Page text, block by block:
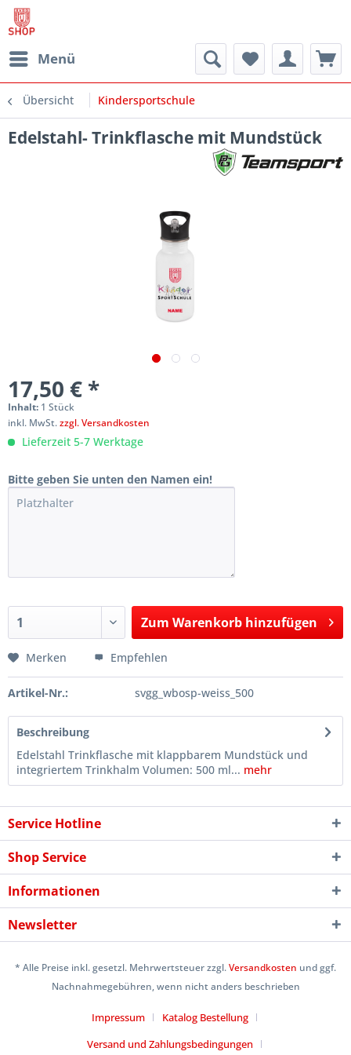
Menü
Übersicht Kindersportschule
Edelstahl- Trinkflasche mit Mundstück
17,50 € *
Inhalt: 1 Stück
inkl. MwSt.zzgl. Versandkosten
Lieferzeit 5-7 Werktage
Bitte geben Sie unten den Namen ein!
Zum Warenkorb hinzufügen
Merken Empfehlen
Artikel-Nr.: svgg_wbosp-weiss_500
Beschreibung
Edelstahl Trinkflasche mit klappbarem Mundstück und
integriertem Trinkhalm Volumen: 500 ml... mehr
Service Hotline
Shop Service
Informationen
Newsletter
* Alle Preise inkl. gesetzl. Mehrwertsteuer zzgl.Versandkosten und ggf.
Nachnahmegebühren, wenn nicht anders beschrieben
Impressum
Katalog Bestellung
Versand und Zahlungsbedingungen